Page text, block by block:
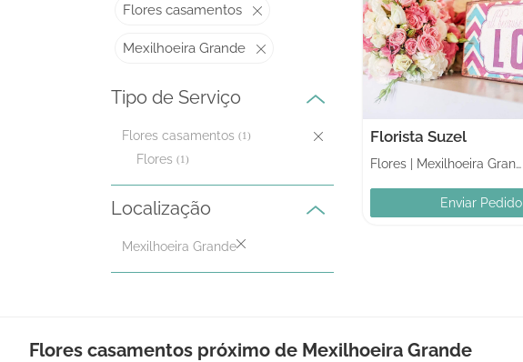
Flores casamentos
Mexilhoeira Grande
Tipo de Serviço
Flores casamentos (1)
Flores (1)
Localização
Mexilhoeira Grande
Florista Suzel
Flores Mexilhoeira Grande
Enviar Pedido
Flores casamentos próximo de Mexilhoeira Grande